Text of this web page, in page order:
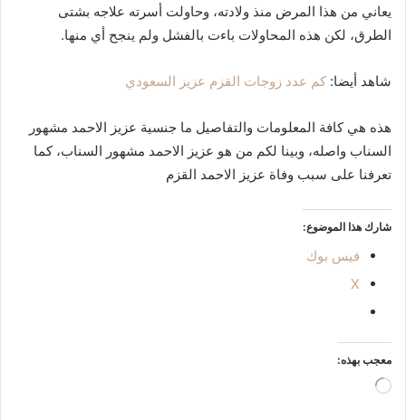
يعاني من هذا المرض منذ ولادته، وحاولت أسرته علاجه بشتى
الطرق، لكن هذه المحاولات باءت بالفشل ولم ينجح أي منها.
شاهد أيضا: كم عدد زوجات القزم عزيز السعودي
هذه هي كافة المعلومات والتفاصيل ما جنسية عزيز الاحمد مشهور
السناب واصله، وبينا لكم من هو عزيز الاحمد مشهور السناب، كما
تعرفنا على سبب وفاة عزيز الاحمد القزم
شارك هذا الموضوع:
فيس بوك
X
معجب بهذه:
جاري